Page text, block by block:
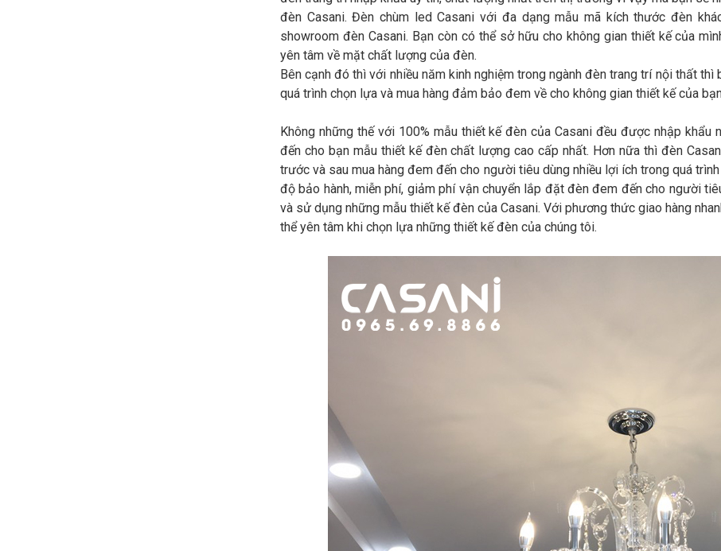
đèn Casani. Đèn chùm led Casani với đa dạng mẫu mã kích thước đèn
showroom đèn Casani. Bạn còn có thể sở hữu cho không gian thiết kế của
yên tâm về mặt chất lượng của đèn.
Bên cạnh đó thì với nhiều năm kinh nghiệm trong ngành đèn trang trí nội thất
quá trình chọn lựa và mua hàng đảm bảo đem về cho không gian thiết kế của
Không những thế với 100% mẫu thiết kế đèn của Casani đều được nhập
đến cho bạn mẫu thiết kế đèn chất lượng cao cấp nhất. Hơn nữa thì đèn
trước và sau mua hàng đem đến cho người tiêu dùng nhiều lợi ích trong quá
độ bảo hành, miễn phí, giảm phí vận chuyển lắp đặt đèn đem đến cho người
và sử dụng những mẫu thiết kế đèn của Casani. Với phương thức giao hàng
thể yên tâm khi chọn lựa những thiết kế đèn của chúng tôi.